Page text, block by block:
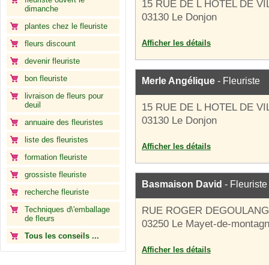
dimanche
plantes chez le fleuriste
fleurs discount
devenir fleuriste
bon fleuriste
livraison de fleurs pour
deuil
annuaire des fleuristes
liste des fleuristes
formation fleuriste
grossiste fleuriste
recherche fleuriste
Techniques d\'emballage
de fleurs
Tous les conseils ...
15 RUE DE L HOTEL DE
03130 Le Donjon
Afficher les détails
Merle Angélique - Fleuriste
15 RUE DE L HOTEL DE
03130 Le Donjon
Afficher les détails
Basmaison David - Fleuriste
RUE ROGER
03250 Le Mayet-de-
Afficher les détails